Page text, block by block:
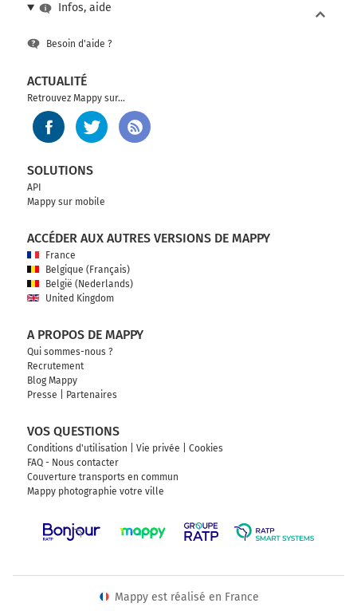
Infos, aide
Besoin d'aide ?
ACTUALITÉ
Retrouvez Mappy sur...
SOLUTIONS
API
Mappy sur mobile
ACCÉDER AUX AUTRES VERSIONS DE MAPPY
France
Belgique (Français)
België (Nederlands)
United Kingdom
A PROPOS DE MAPPY
Qui sommes-nous ?
Recrutement
Blog Mappy
Presse
Partenaires
VOS QUESTIONS
Conditions d'utilisation Vie privée
Cookies
FAQ - Nous contacter
Couverture transports en commun
Mappy photographie votre ville
Mappy est réalisé en France